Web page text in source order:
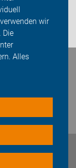
wir
Die
Alles